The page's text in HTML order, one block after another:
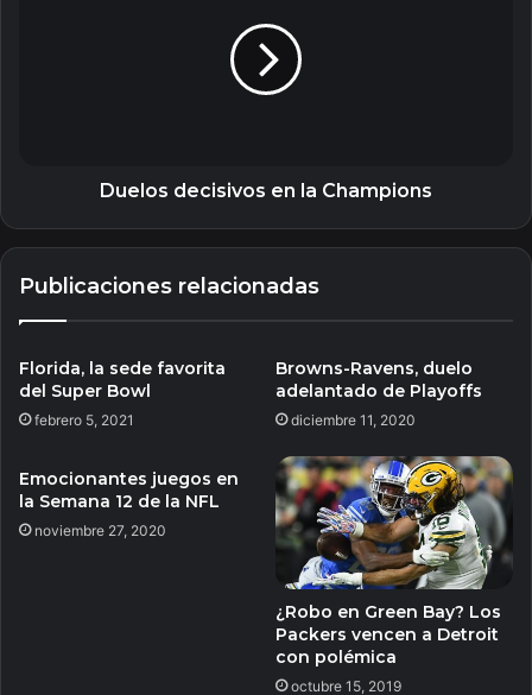
Duelos decisivos en la Champions
Publicaciones relacionadas
Florida, la sede favorita
del Super Bowl
febrero 5, 2021
Browns-Ravens, duelo
adelantado de Playoffs
diciembre 11, 2020
Emocionantes juegos en
la Semana 12 de la NFL
noviembre 27, 2020
¿Robo en Green Bay? Los
Packers vencen a Detroit
con polémica
octubre 15, 2019